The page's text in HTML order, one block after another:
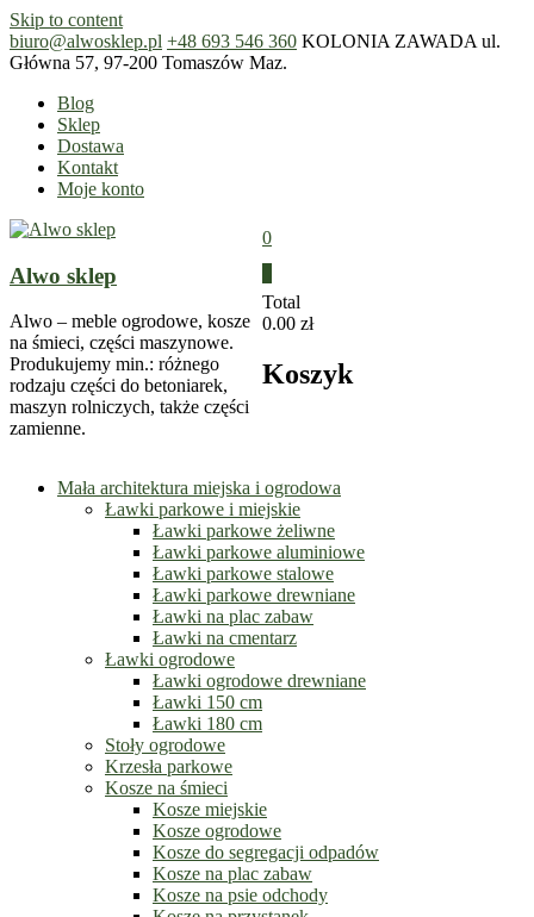
Skip to content
biuro@alwosklep.pl +48 693 546 360 KOLONIA ZAWADA ul.
Główna 57, 97-200 Tomaszów Maz.
Blog
Sklep
Dostawa
Kontakt
Moje konto
Alwo sklep
Alwo – meble ogrodowe, kosze
na śmieci, części maszynowe.
Produkujemy min.: różnego
rodzaju części do betoniarek,
maszyn rolniczych, także części
zamienne.
0
Total
0.00 zł
Koszyk
Mała architektura miejska i ogrodowa
Ławki parkowe i miejskie
Ławki parkowe żeliwne
Ławki parkowe aluminiowe
Ławki parkowe stalowe
Ławki parkowe drewniane
Ławki na plac zabaw
Ławki na cmentarz
Ławki ogrodowe
Ławki ogrodowe drewniane
Ławki 150 cm
Ławki 180 cm
Stoły ogrodowe
Krzesła parkowe
Kosze na śmieci
Kosze miejskie
Kosze ogrodowe
Kosze do segregacji odpadów
Kosze na plac zabaw
Kosze na psie odchody